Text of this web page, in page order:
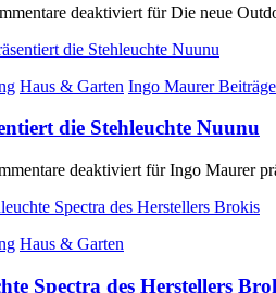
deaktiviert für Die neue
Haus & Garten Ingo Maurer Beiträge
die Stehleuchte Nuunu
deaktiviert für Ingo Maurer
Haus & Garten
Spectra des Herstellers